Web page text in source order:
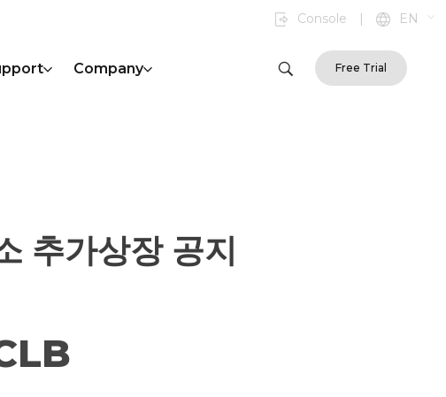
Console | EN
Company Free Trial
추가상장 공지